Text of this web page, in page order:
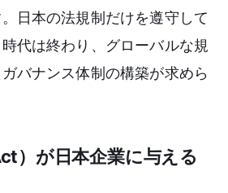
日本の法規制だけを遵守して
代は終わり、グローバルな規
バナンス体制の構築が求めら
）が日本企業に与える